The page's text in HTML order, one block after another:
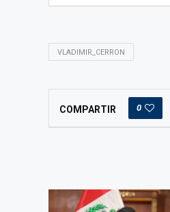
VLADIMIR_CERRON
COMPARTIR 0